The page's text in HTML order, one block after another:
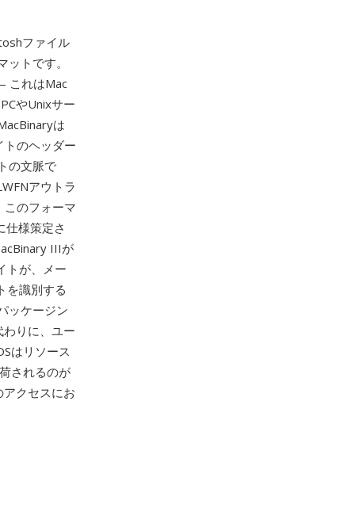
ファイル
トです。
これはMac
やUnixサー
は
トのヘッダー
の文脈で
アウトラ
このフォーマ
様策定さ
IIIが
トが、メー
を識別する
ッケージン
りに、ユー
はリソース
されるのが
クセスにお